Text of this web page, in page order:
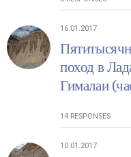
16.01.2017
поход в
Гималаи
14 RESPONSES
10.01.2017